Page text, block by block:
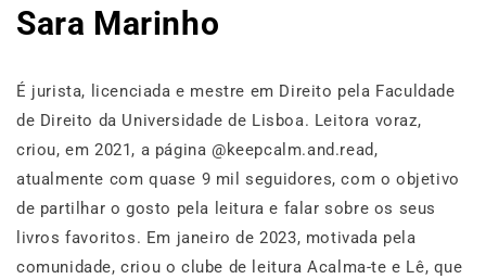
Sara Marinho
É jurista, licenciada e mestre em Direito pela Faculdade
de Direito da Universidade de Lisboa. Leitora voraz,
criou, em 2021, a página @keepcalm.and.read,
atualmente com quase 9 mil seguidores, com o objetivo
de partilhar o gosto pela leitura e falar sobre os seus
livros favoritos. Em janeiro de 2023, motivada pela
comunidade, criou o clube de leitura Acalma-te e Lê, que